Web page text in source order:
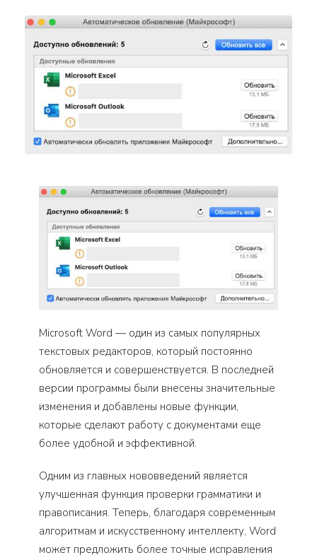
Microsoft Word — один из самых популярных
текстовых редакторов, который постоянно
обновляется и совершенствуется. В последней
версии программы были внесены значительные
изменения и добавлены новые функции,
которые сделают работу с документами еще
более удобной и эффективной.
Одним из главных нововведений является
улучшенная функция проверки грамматики и
правописания. Теперь, благодаря современным
алгоритмам и искусственному интеллекту, Word
может предложить более точные исправления